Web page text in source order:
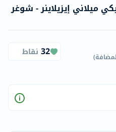
ميلاني إيزيلاينر - شوغر
)
32 نقاط